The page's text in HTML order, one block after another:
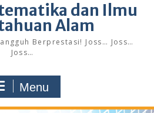
dan Ilmu
Alam
Berprestasi! Joss… Joss…
Joss…
Menu